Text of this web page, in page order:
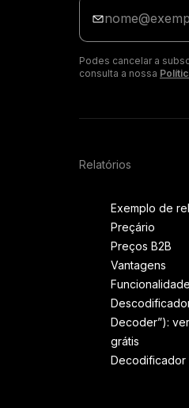
seu
Podes cancelar a
consulta a nossa
Relatórios
Exemplo de
Preçário
Preços B2B
Vantagens
Decoder”):
grátis
Decodificador